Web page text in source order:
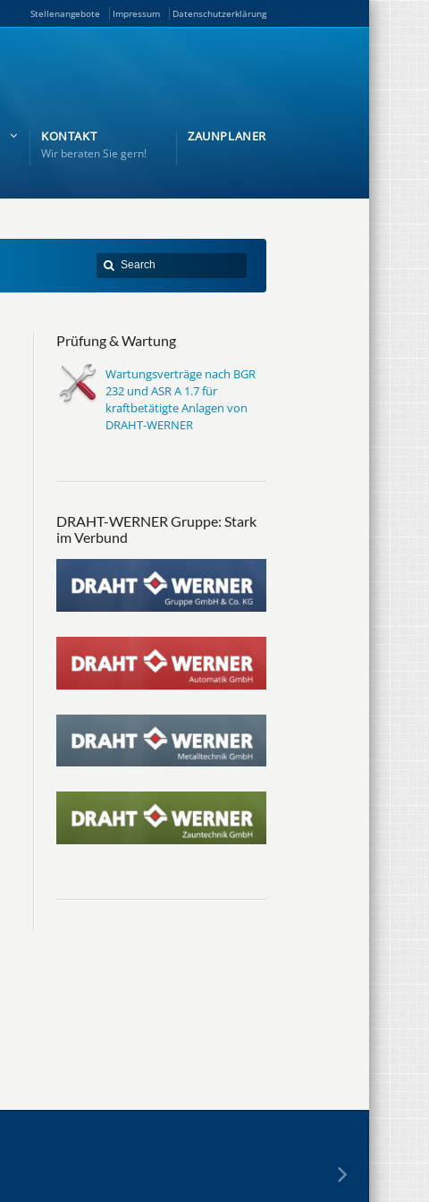
Stellenangebote Impressum Datenschutzerklärung
KONTAKT
Wir beraten Sie gern!
ZAUNPLANER
Prüfung & Wartung
Wartungsverträge nach BGR
232 und ASR A 1.7 für
kraftbetätigte Anlagen von
DRAHT-WERNER
DRAHT-WERNER Gruppe: Stark
im Verbund